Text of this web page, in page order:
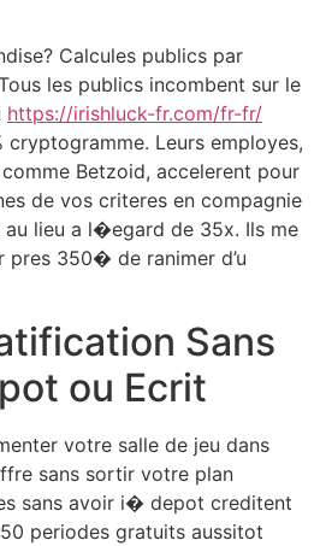
Calcules publics par
les publics incombent sur le
https://irishluck-fr.com/fr-fr/
Leurs employes,
Betzoid, accelerent pour
de vos criteres en compagnie
lieu a l�egard de 35x. Ils me
350� de ranimer d’u
Sans
ou Ecrit
votre salle de jeu dans
sans sortir votre plan
sans avoir i� depot creditent
periodes gratuits aussitot